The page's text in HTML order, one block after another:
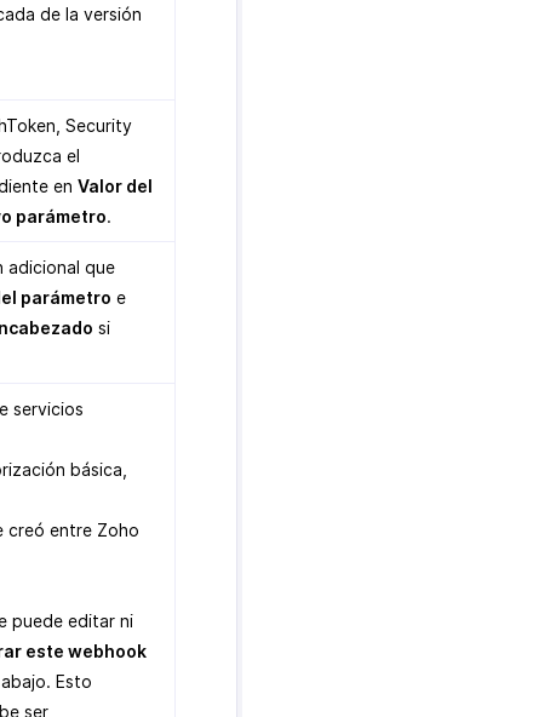
de la versión
Security
el
en Valor del
parámetro.
adicional que
parámetro e
si
servicios
básica,
creó entre Zoho
puede editar ni
este webhook
Esto
ser